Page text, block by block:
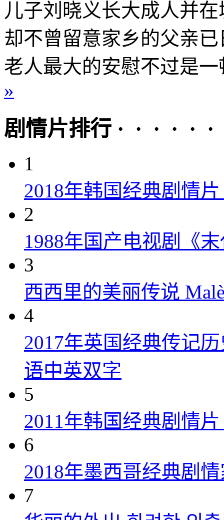
儿子刘晓义长大成人并
却不曾留意家乡的父亲
老人最大的安慰不过是
»
剧情片排行 · · · · · ·
1
2018年韩国经典剧情
2
1988年国产电视剧《
3
西西里的美丽传说
4
2017年英国经典传记
语中英双字
5
2011年韩国经典剧情
6
2018年墨西哥经典剧
7